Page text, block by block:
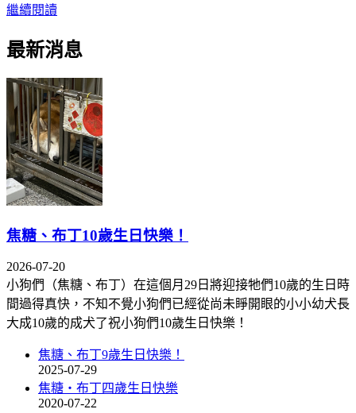
繼續閱讀
最新消息
焦糖、布丁10歲生日快樂！
2026-07-20
小狗們（焦糖、布丁）在這個月29日將迎接牠們10歲的生日時
間過得真快，不知不覺小狗們已經從尚未睜開眼的小小幼犬長
大成10歲的成犬了祝小狗們10歲生日快樂！
焦糖、布丁9歲生日快樂！
2025-07-29
焦糖‧布丁四歲生日快樂
2020-07-22